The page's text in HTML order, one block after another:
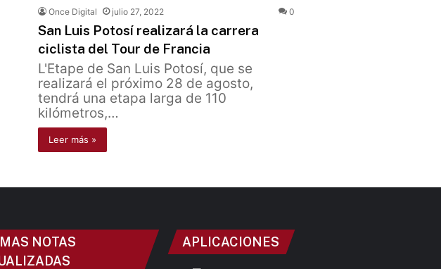
Once Digital julio 27, 2022 0
San Luis Potosí realizará la carrera
ciclista del Tour de Francia
L'Etape de San Luis Potosí, que se
realizará el próximo 28 de agosto,
tendrá una etapa larga de 110
kilómetros,…
Leer más »
NOTAS
APLICACIONES